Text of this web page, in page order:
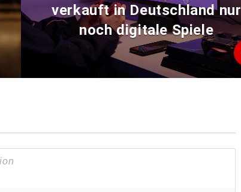
verkauft in Deutschland nur
noch digitale Spiele